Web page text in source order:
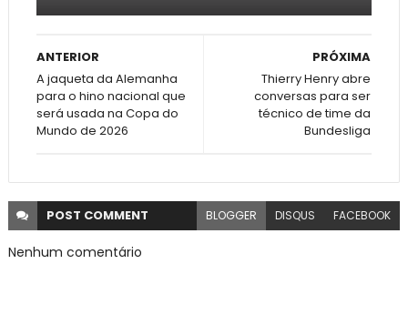
PRÓXIMA
Thierry Henry abre
conversas para ser
técnico de time da
Bundesliga
ANTERIOR
A jaqueta da Alemanha
para o hino nacional que
será usada na Copa do
Mundo de 2026
POST COMMENT BLOGGER DISQUS FACEBOOK
Nenhum comentário